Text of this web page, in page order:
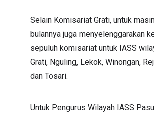
Selain Komisariat Grati, untuk
bulannya juga menyelenggarakan
sepuluh komisariat untuk IASS
Grati, Nguling, Lekok, Winongan,
dan Tosari.
Untuk Pengurus Wilayah IASS